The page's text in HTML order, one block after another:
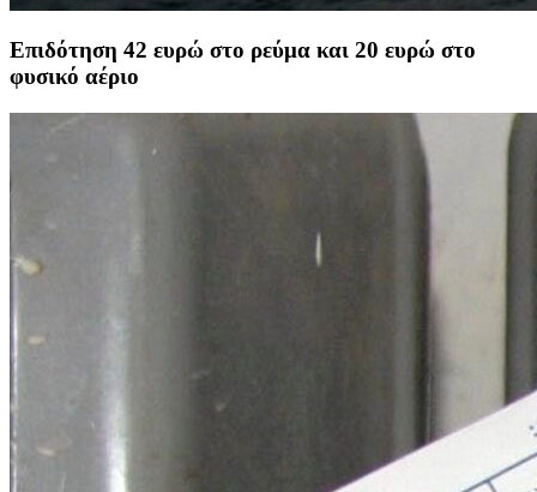
Επιδότηση 42 ευρώ στο ρεύμα και 20 ευρώ στο
φυσικό αέριο